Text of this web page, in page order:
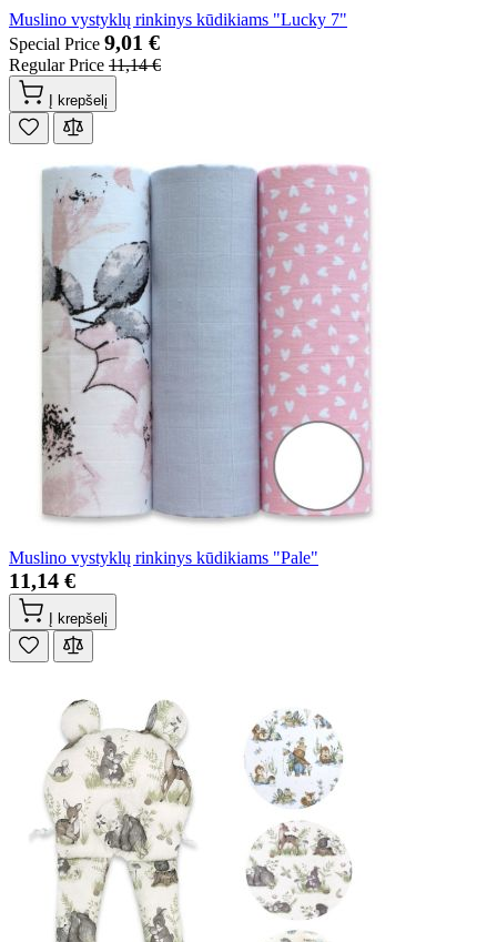
Muslino vystyklų rinkinys kūdikiams "Lucky 7"
Special Price 9,01 €
Regular Price 11,14 €
Į krepšelį
Muslino vystyklų rinkinys kūdikiams "Pale"
11,14 €
Į krepšelį